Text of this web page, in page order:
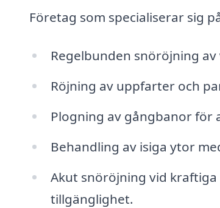
Företag som specialiserar sig
Regelbunden snöröjning
Röjning av uppfarter och
Plogning av gångbanor
Behandling av isiga ytor
Akut snöröjning vid
tillgänglighet.